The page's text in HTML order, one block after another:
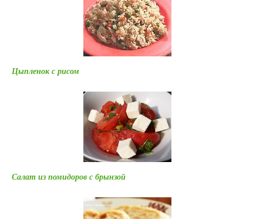
Цыпленок с рисом
Салат из помидоров с брынзой